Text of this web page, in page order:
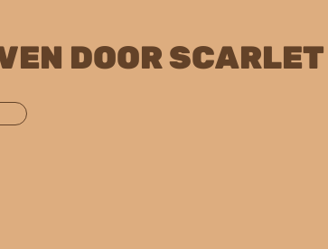
DOOR SCARLET